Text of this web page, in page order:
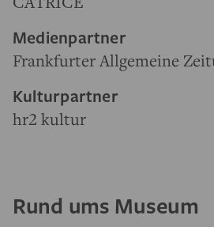
Medienpartner
Frankfurter Allgemeine
Kulturpartner
hr2 kultur
Rund ums Museum